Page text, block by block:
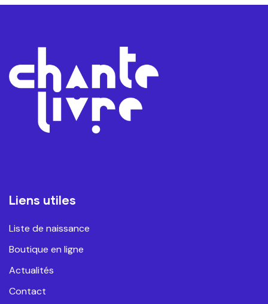
Liens utiles
Liste de naissance
Boutique en ligne
Actualités
Contact